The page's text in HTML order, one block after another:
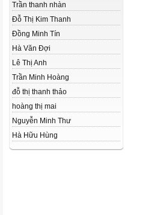
Trần thanh nhàn
Đỗ Thị Kim Thanh
Đồng Minh Tín
Hà Văn Đợi
Lê Thị Anh
Trần Minh Hoàng
đỗ thị thanh thảo
hoàng thị mai
Nguyễn Minh Thư
Hà Hữu Hùng